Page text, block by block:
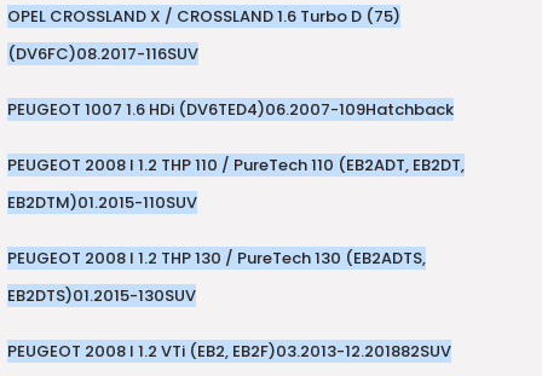
OPEL CROSSLAND X / CROSSLAND 1.6 Turbo D (75)
(DV6FC)08.2017-116SUV
PEUGEOT 1007 1.6 HDi (DV6TED4)06.2007-109Hatchback
PEUGEOT 2008 I 1.2 THP 110 / PureTech 110 (EB2ADT, EB2DT,
EB2DTM)01.2015-110SUV
PEUGEOT 2008 I 1.2 THP 130 / PureTech 130 (EB2ADTS,
EB2DTS)01.2015-130SUV
PEUGEOT 2008 I 1.2 VTi (EB2, EB2F)03.2013-12.201882SUV